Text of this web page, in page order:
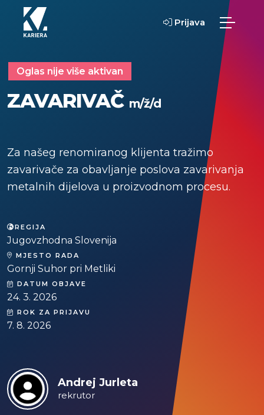
Prijava
Oglas nije više aktivan
ZAVARIVAČ m/ž/d
Za našeg renomiranog klijenta tražimo
zavarivače za obavljanje poslova zavarivanja
metalnih dijelova u proizvodnom procesu.
REGIJA
Jugovzhodna Slovenija
MJESTO RADA
Gornji Suhor pri Metliki
DATUM OBJAVE
24. 3. 2026
ROK ZA PRIJAVU
7. 8. 2026
Andrej Jurleta
rekrutor